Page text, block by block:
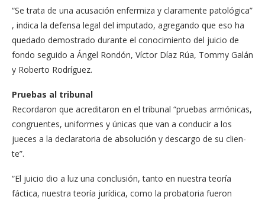
“Se trata de una acusación enfermiza y claramente patológica”
, indica la de­fensa legal del imputado, agregando que eso ha
que­dado demostrado durante el conocimiento del juicio de
fondo seguido a Ángel Rondón, Víctor Díaz Rúa, Tommy Galán
y Roberto Rodríguez.
Pruebas al tribunal
Recordaron que acredita­ron en el tribunal “pruebas armónicas,
congruentes, uniformes y únicas que van a conducir a los
jueces a la declaratoria de absolu­ción y descargo de su clien­
te”.
“El juicio dio a luz una con­clusión, tanto en nuestra teoría
fáctica, nuestra teoría jurídica, como la probatoria fueron